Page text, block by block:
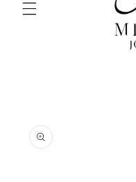
product
information